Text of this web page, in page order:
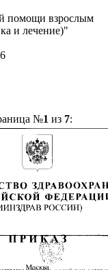
помощи взрослым
и лечение)"
№1 из 7: